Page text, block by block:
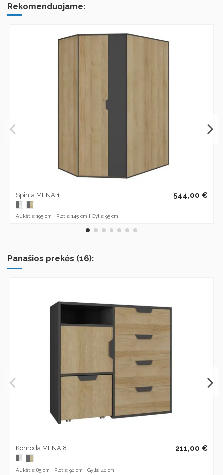
Rekomenduojame:
Spinta MENA 1
Aukštis: 195 cm | Plotis: 145 cm | Gylis: 95 cm
544,00 €
Panašios prekės (16):
Komoda MENA 8
Aukštis: 85 cm | Plotis: 90 cm | Gylis: 40 cm
211,00 €